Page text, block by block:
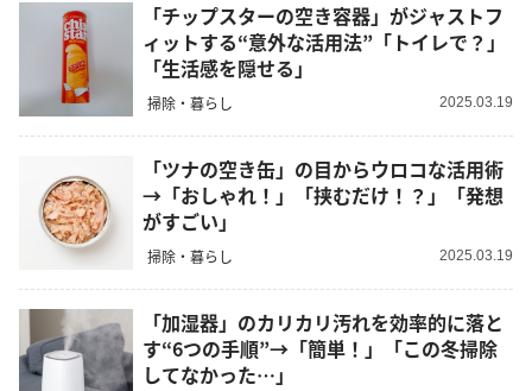
「チップスターの空き容器」がジャストフ
ィットする“意外な活用法”「トイレで？」
「生活感を隠せる」
掃除・暮らし 2025.03.19
「ツナの空き缶」の目からウロコな活用術
→「おしゃれ！」「挟むだけ！？」「発想
がすごい」
掃除・暮らし 2025.03.19
「加湿器」のカリカリ汚れを効率的に落と
す“6つの手順”→「簡単！」「この冬掃除
してなかった…」